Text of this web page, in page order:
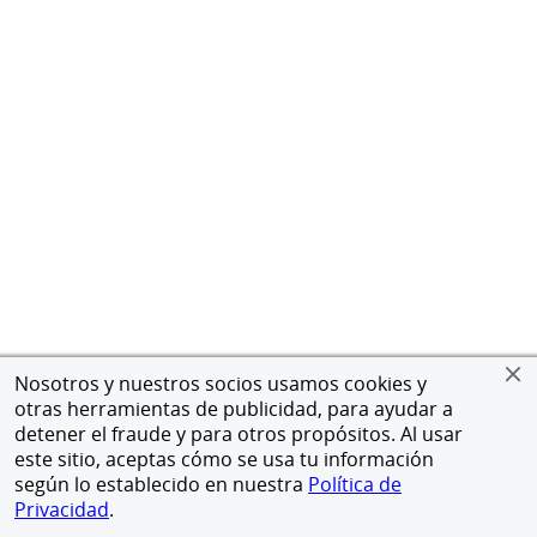
Nosotros y nuestros socios usamos cookies y
otras herramientas de publicidad, para ayudar a
detener el fraude y para otros propósitos. Al usar
este sitio, aceptas cómo se usa tu información
según lo establecido en nuestra Política de
Privacidad.